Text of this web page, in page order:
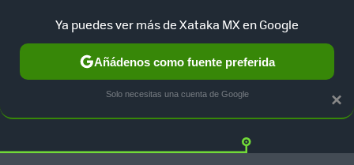
Twitter
×
Ya puedes ver más de Xataka MX en Google
Añádenos como fuente preferida
Solo necesitas una cuenta de Google